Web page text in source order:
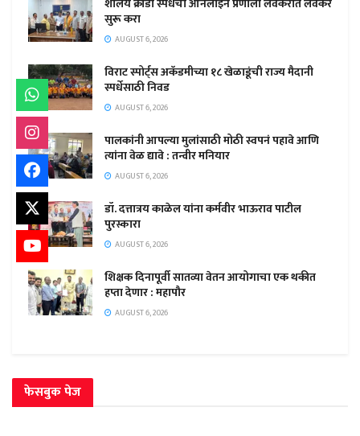
सुरू करा
AUGUST 6, 2026
विराट स्पोर्ट्स अकॅडमीच्या १८ खेळाडूंची राज्य मैदानी
स्पर्धेसाठी निवड
AUGUST 6, 2026
पालकांनी आपल्या मुलांसाठी मोठी स्वपनं पहावे आणि
त्यांना वेळ द्यावे : तन्वीर मनियार
AUGUST 6, 2026
डॉ. दत्तात्रय काळेल यांना कर्मवीर भाऊराव पाटील
पुरस्कारा
AUGUST 6, 2026
शिक्षक दिनापूर्वी सातव्या वेतन आयोगाचा एक थकीत
हप्ता देणार : महापौर
AUGUST 6, 2026
फेसबुक पेज